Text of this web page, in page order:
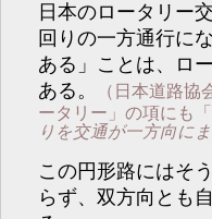
日本のロータリー
回りの一方通行に
ある」ことは、ロ
ある。
（日本道路
ータリー」の項にも「
りを交通が一方向に
この円形路にはそ
らず、双方向とも